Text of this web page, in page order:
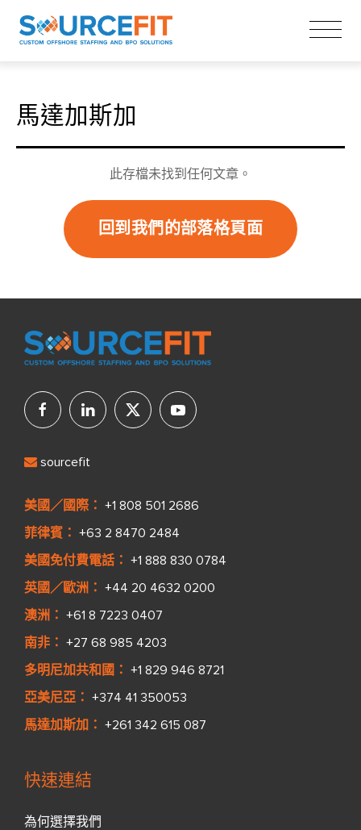
馬達加斯加
此存檔未找到任何文章。
回到我們的部落格頁面
sourcefit
美國／國際： +1 808 501 2686
菲律賓： +63 2 8470 2484
美國免付費電話： +1 888 830 0784
英國／歐洲： +44 20 4632 0200
澳洲： +61 8 7223 0407
南非： +27 68 985 4203
多明尼加共和國： +1 829 946 8721
亞美尼亞： +374 41 350053
馬達加斯加： +261 342 615 087
快速連結
為何選擇我們